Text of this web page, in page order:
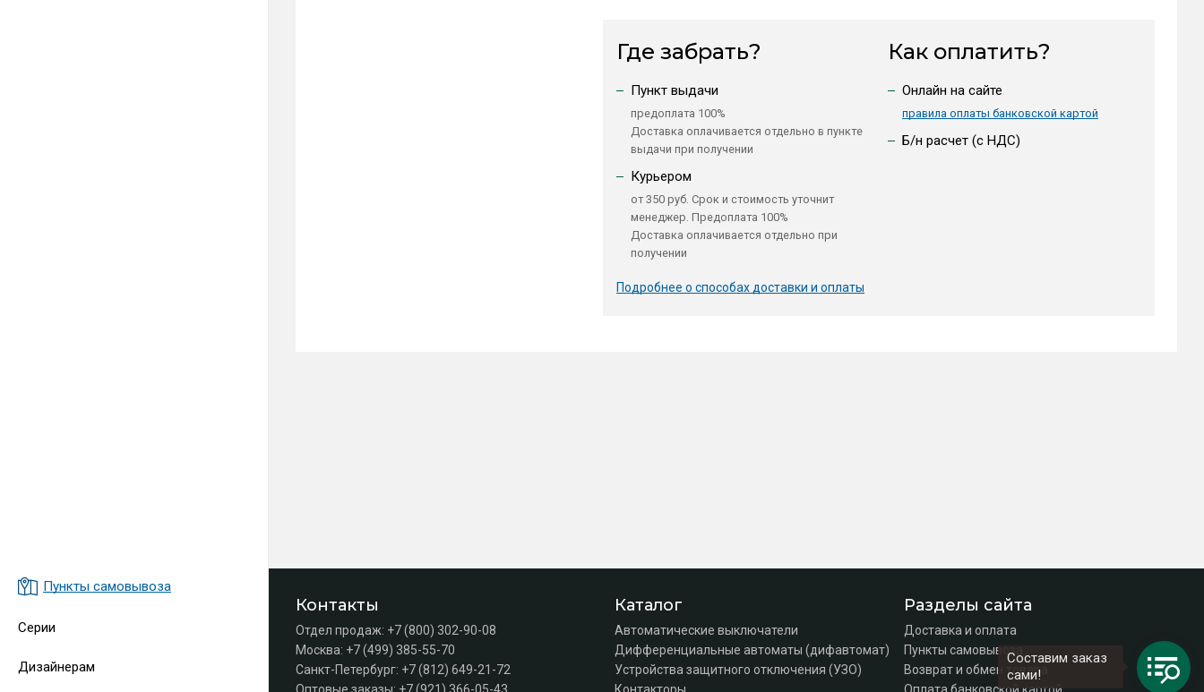
Пункты самовывоза
Серии
Дизайнерам
Где забрать?
Пункт выдачи
предоплата 100%
Доставка оплачивается отдельно в пункте
выдачи при получении
Курьером
от 350 руб. Срок и стоимость уточнит
менеджер. Предоплата 100%
Доставка оплачивается отдельно при
получении
Подробнее о способах доставки и оплаты
Как оплатить?
Онлайн на сайте
правила оплаты банковской картой
Б/н расчет (c НДС)
Контакты
Отдел продаж: +7 (800) 302-90-08
Москва: +7 (499) 385-55-70
Санкт-Петербург: +7 (812) 649-21-72
Каталог
Автоматические выключатели
Дифференциальные автоматы (дифавтомат)
Устройства защитного отключения (УЗО)
Разделы сайта
Доставка и оплата
Пункты самовывоза
Возврат и обмен товара
Составим заказ
сами!